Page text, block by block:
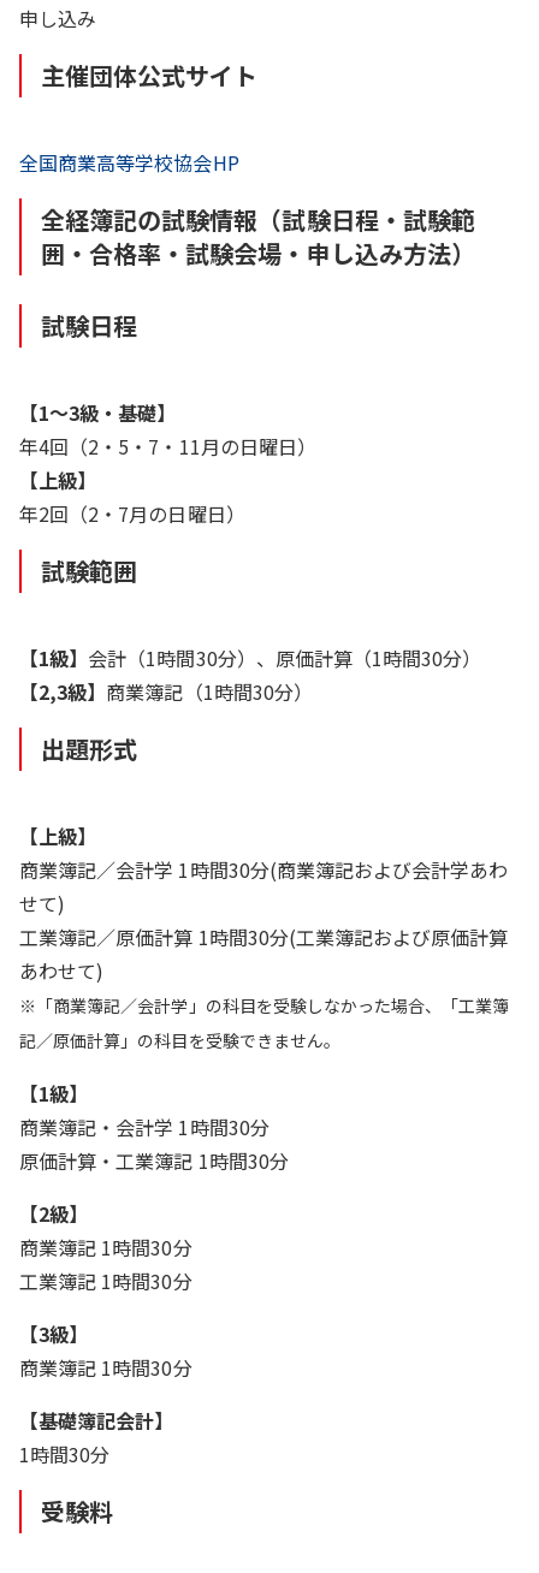
申し込み
主催団体公式サイト
全国商業高等学校協会HP
全経簿記の試験情報（試験日程・試験範
囲・合格率・試験会場・申し込み方法）
試験日程
【1～3級・基礎】
年4回（2・5・7・11月の日曜日）
【上級】
年2回（2・7月の日曜日）
試験範囲
【1級】 会計（1時間30分）、原価計算（1時間30分）
【2,3級】 商業簿記（1時間30分）
出題形式
【上級】
商業簿記／会計学 1時間30分(商業簿記および会計学あわ
せて)
工業簿記／原価計算 1時間30分(工業簿記および原価計算
あわせて)
※「商業簿記／会計学」の科目を受験しなかった場合、「工業簿
記／原価計算」の科目を受験できません。
【1級】
商業簿記・会計学 1時間30分
原価計算・工業簿記 1時間30分
【2級】
商業簿記 1時間30分
工業簿記 1時間30分
【3級】
商業簿記 1時間30分
【基礎簿記会計】
1時間30分
受験料